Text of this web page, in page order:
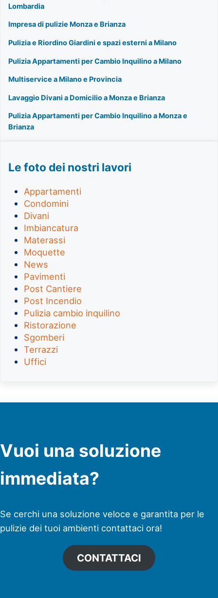
Lombardia
Impresa di pulizie Monza e Brianza
Pulizia e Riordino Giardini e spazi esterni a Milano
Pulizia Appartamenti per Cambio Inquilino a Milano
Multiservice a Milano e Provincia
Lavaggio Divani a Domicilio a Monza e Brianza
Pulizia Appartamenti per Cambio Inquilino a Monza e
Brianza
Le foto dei nostri lavori
Appartamenti
Condomini
Divani
Imbiancatura
Materassi
Moquette
News
Pavimenti
Post Cantiere
Post Incendio
Pulizia cambio inquilino
Ristorazione
Sgomberi
Terrazzi
Uffici
Vuoi una soluzione
immediata?
Se cerchi una soluzione veloce e garantita per le
pulizie dei tuoi ambienti contattaci ora!
CONTATTACI